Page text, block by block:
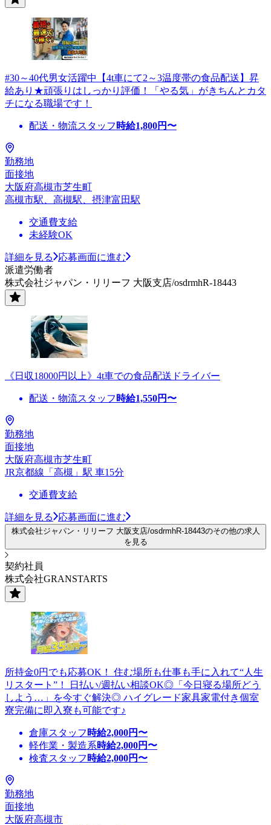
#30～40代男女活躍中【4t車にて2～3温度帯の食品配送】昇
給あり★頑張りはしっかり評価！「やる気」がきちんとカタ
チになる職場です！
配送・物流スタッフ 時給1,800円〜
勤務地
面接地
大阪府高槻市芝生町
高槻市駅、高槻駅、摂津富田駅
交通費支給
未経験OK
詳細を見る
応募画面に進む
派遣労働者
株式会社ジャパン・リリーフ 大阪支店/osdrmhR-18443
《日収18000円以上》4t車での食品配送ドライバー
配送・物流スタッフ 時給1,550円〜
勤務地
面接地
大阪府高槻市芝生町
JR京都線「高槻」駅 車15分
交通費支給
詳細を見る 応募画面に進む
株式会社ジャパン・リリーフ 大阪支店/osdrmhR-18443のその他の求人
を見る
契約社員
株式会社GRANSTARTS
所持金0円でも応募OK！ 住む場所も仕事も手に入れて“人生
リスタート”！ 日払い/週払い相談OK◎「今日寝る場所どう
しよう…」を今すぐ解決◎ ハイグレード家具家電付き個室
寮完備に即入寮も可能です♪
倉庫スタッフ 時給2,000円〜
軽作業・製造系時給2,000円〜
検査スタッフ 時給2,000円〜
勤務地
面接地
大阪府高槻市